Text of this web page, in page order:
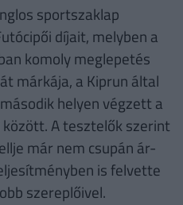
sportszaklap
díjait, melyben a
komoly meglepetés
márkája, a Kiprun által
helyen végzett a
A tesztelők szerint
már nem csupán ár-
is felvette
szereplőivel.